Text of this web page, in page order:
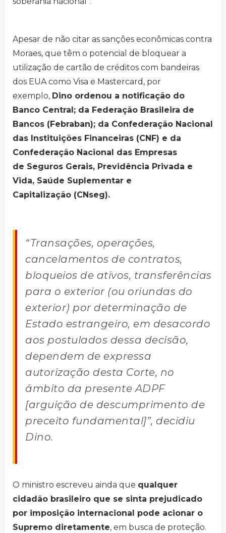
Apesar de não citar as sanções econômicas contra
Moraes, que têm o potencial de bloquear a
utilização de cartão de créditos com bandeiras
dos EUA como Visa e Mastercard, por
exemplo, Dino ordenou a notificação do
Banco Central; da Federação Brasileira de
Bancos (Febraban); da Confederação Nacional
das Instituições Financeiras (CNF) e da
Confederação Nacional das Empresas
de Seguros Gerais, Previdência Privada e
Vida, Saúde Suplementar e
Capitalização (CNseg).
“Transações, operações,
cancelamentos de contratos,
bloqueios de ativos, transferências
para o exterior (ou oriundas do
exterior) por determinação de
Estado estrangeiro, em desacordo
aos postulados dessa decisão,
dependem de expressa
autorização desta Corte, no
âmbito da presente ADPF
[arguição de descumprimento de
preceito fundamental]”, decidiu
Dino.
O ministro escreveu ainda que qualquer
cidadão brasileiro que se sinta prejudicado
por imposição internacional pode acionar o
Supremo diretamente, em busca de proteção.